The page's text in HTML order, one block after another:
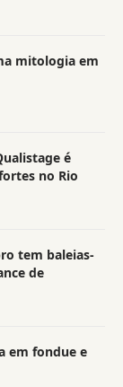
mitologia em
é
no Rio
tem baleias-
de
em fondue e